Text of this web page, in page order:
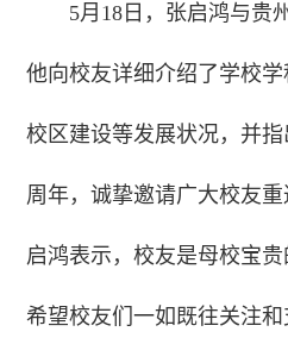
5月18日，张启鸿与贵
他向校友详细介绍了学校
校区建设等发展状况，并
周年，诚挚邀请广大校友
启鸿表示，校友是母校宝贵
希望校友们一如既往关注